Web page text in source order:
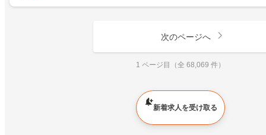
次のページへ
1 ページ目（全 68,069 件）
新着求人を受け取る